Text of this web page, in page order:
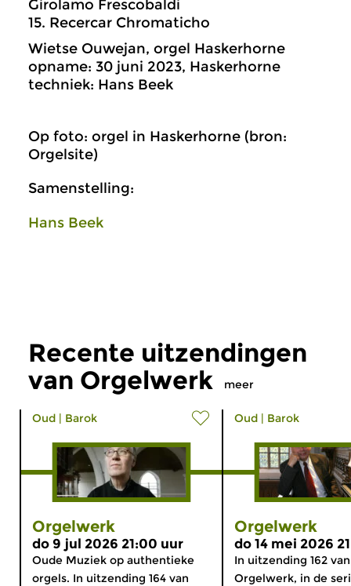
Girolamo Frescobaldi
15. Recercar Chromaticho
Wietse Ouwejan, orgel Haskerhorne
opname: 30 juni 2023, Haskerhorne
techniek: Hans Beek
Op foto: orgel in Haskerhorne (bron:
Orgelsite)
Samenstelling:
Hans Beek
Recente uitzendingen
van Orgelwerk
meer
Oud | Barok
Orgelwerk
do 9 jul 2026 21:00 uur
Oude Muziek op authentieke
orgels. In uitzending 164 van
Oud | Barok
Orgelwerk
do 14 mei 2026
In uitzending 162 van
Orgelwerk, in de